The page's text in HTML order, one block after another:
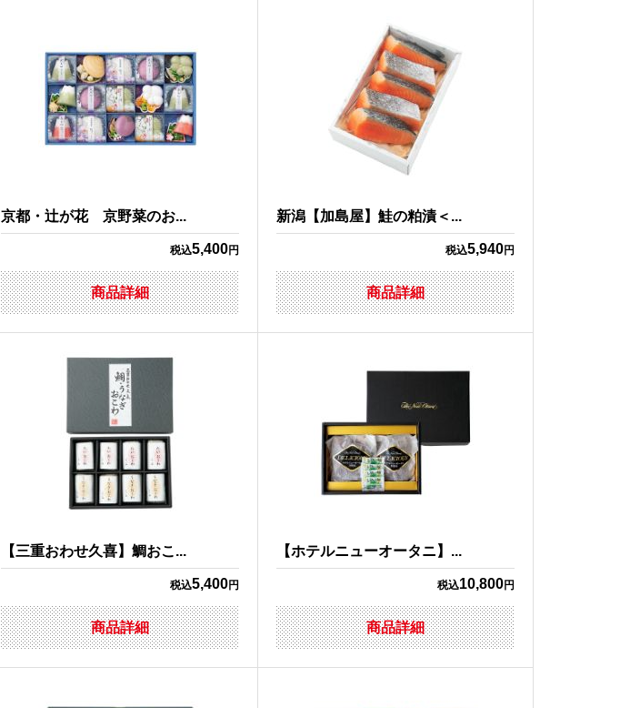
京都・辻が花 京野菜のお...
税込5,400円
商品詳細
新潟【加島屋】鮭の粕漬＜...
税込5,940円
商品詳細
【三重おわせ久喜】鯛おこ...
税込5,400円
商品詳細
【ホテルニューオータニ】...
税込10,800円
商品詳細